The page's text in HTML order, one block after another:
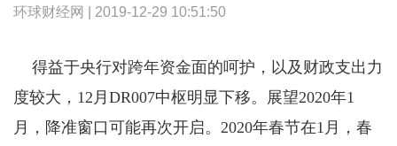
环球财经网 | 2019-12-29 10:51:50
得益于央行对跨年资金面的呵护，以及财政支出力
度较大，12月DR007中枢明显下移。展望2020年1
月，降准窗口可能再次开启。2020年春节在1月，春